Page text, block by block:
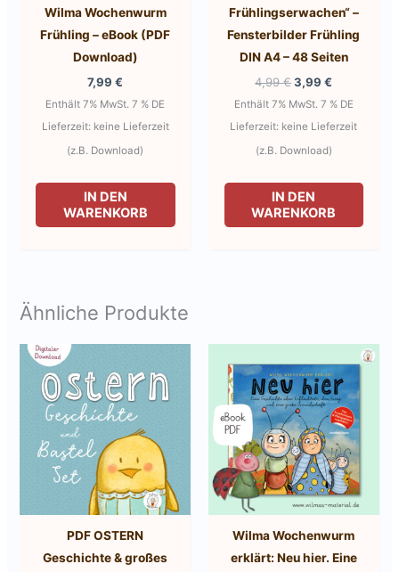
Wilma Wochenwurm
Frühling – eBook (PDF
Download)
7,99€
Enthält 7% MwSt. 7 % DE
Lieferzeit: keine Lieferzeit
(z.B. Download)
IN DEN
WARENKORB
Frühlingserwachen“ –
Fensterbilder Frühling
DIN A4 – 48 Seiten
4,99€Ursprünglicher
war:
4,99 €
3,99€
ist:
3,99 €.
Enthält 7% MwSt. 7 % DE
Lieferzeit: keine Lieferzeit
(z.B. Download)
IN DEN
WARENKORB
Ähnliche Produkte
PDF OSTERN
Geschichte & großes
Wilma Wochenwurm
erklärt: Neu hier. Eine